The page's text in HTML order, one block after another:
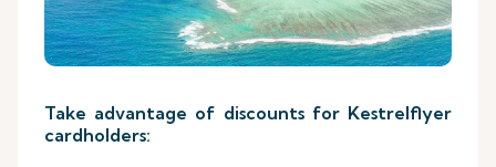
Take advantage of discounts for Kestrelflyer
cardholders: